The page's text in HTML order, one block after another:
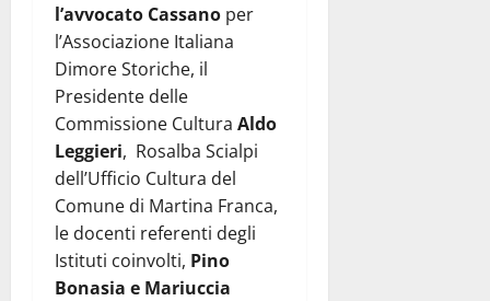
l’avvocato Cassano per
l’Associazione Italiana
Dimore Storiche, il
Presidente delle
Commissione Cultura Aldo
Leggieri, Rosalba Scialpi
dell’Ufficio Cultura del
Comune di Martina Franca,
le docenti referenti degli
Istituti coinvolti, Pino
Bonasia e Mariuccia